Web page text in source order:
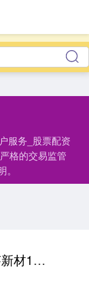
服务_股票配资
格的交易监管
恒汇证券 福莱新材10转4股派1.5元 股权登记日为5月29日